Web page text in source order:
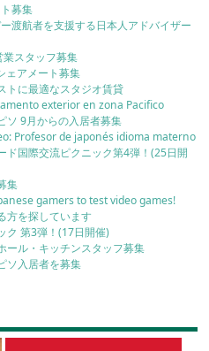
募集
渡航者を支援する日本人アドバイザー
業スタッフ募集
ェアメート募集
トに最適なスタジオ賃貸
exterior en zona Pacifico
ソ 9月からの入居者募集
Profesor de japonés idioma materno
ド国際交流ピクニック第4弾！(25日開
集
gamers to test video games!
方を探しています
ク 第3弾！(17日開催)
ール・キッチンスタッフ募集
ソ入居者を募集